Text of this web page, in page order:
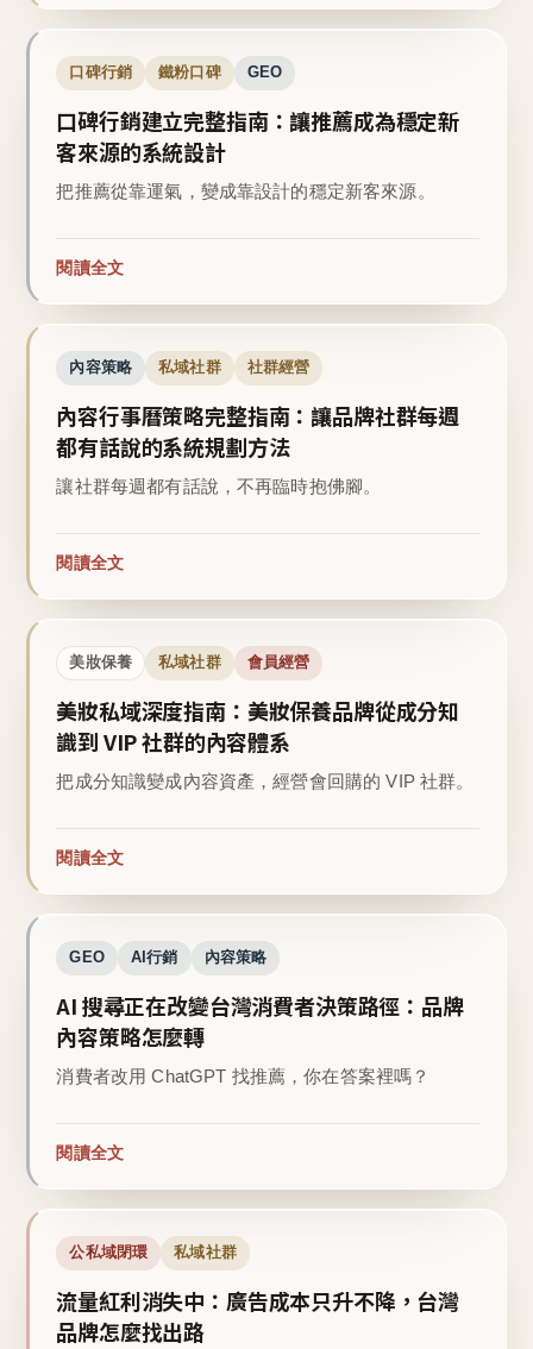
口碑行銷 鐵粉口碑 GEO
口碑行銷建立完整指南：讓推薦成為穩定新
客來源的系統設計
把推薦從靠運氣，變成靠設計的穩定新客來源。
閱讀全文
內容策略 私域社群 社群經營
內容行事曆策略完整指南：讓品牌社群每週
都有話說的系統規劃方法
讓社群每週都有話說，不再臨時抱佛腳。
閱讀全文
美妝保養 私域社群 會員經營
美妝私域深度指南：美妝保養品牌從成分知
識到 VIP 社群的內容體系
把成分知識變成內容資產，經營會回購的 VIP 社群。
閱讀全文
GEO AI行銷 內容策略
AI 搜尋正在改變台灣消費者決策路徑：品牌
內容策略怎麼轉
消費者改用 ChatGPT 找推薦，你在答案裡嗎？
閱讀全文
公私域閉環 私域社群
流量紅利消失中：廣告成本只升不降，台灣
品牌怎麼找出路